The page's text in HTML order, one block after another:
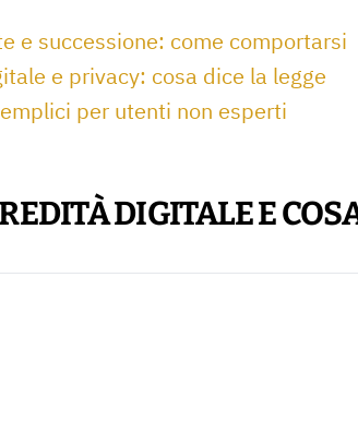
e successione: come comportarsi
e privacy: cosa dice la legge
per utenti non esperti
DIGITALE E